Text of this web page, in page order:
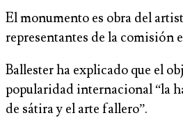
El monumento es obra del
representantes de la comisión
Ballester ha explicado que el
popularidad internacional “la
de sátira y el arte fallero”.